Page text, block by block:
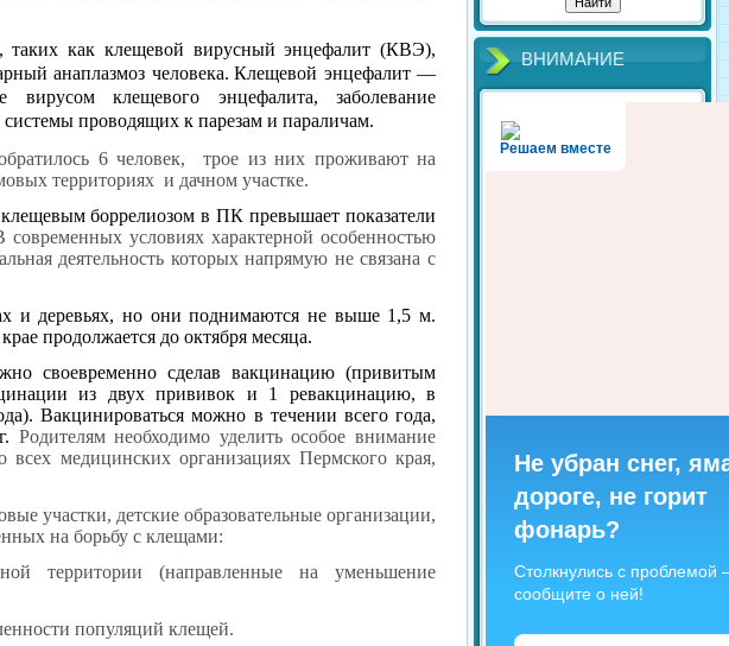
как клещевой вирусный энцефалит (КВЭ),
анаплазмоз человека. Клещевой энцефалит —
вирусом клещевого энцефалита, заболевание
проводящих к парезам и параличам.
6 человек, трое из них проживают на
территориях и дачном участке.
боррелиозом в ПК превышает показатели
современных условиях характерной особенностью
деятельность которых напрямую не связана с
и деревьях, но они поднимаются не выше 1,5 м.
продолжается до октября месяца.
своевременно сделав вакцинацию (привитым
из двух прививок и 1 ревакцинацию, в
Вакцинироваться можно в течении всего года,
Родителям необходимо уделить особое внимание
медицинских организациях Пермского края,
участки, детские образовательные организации,
на борьбу с клещами:
территории (направленные на уменьшение
популяций клещей.
ВНИМАНИЕ
Решаем вместе
Не убран снег,
дороге, не горит
фонарь?
Столкнулись с проблемой
сообщите о ней!